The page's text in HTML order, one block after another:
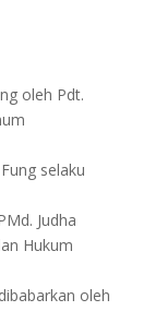
oleh Pdt.
selaku
Judha
Hukum
oleh